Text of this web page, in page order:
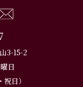
3-15-2
日
日）